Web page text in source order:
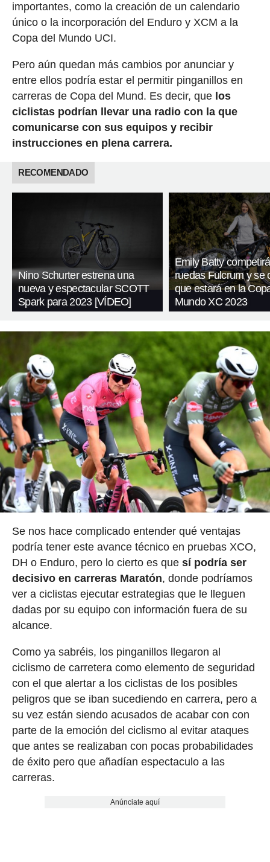
importantes, como la creación de un calendario
único o la incorporación del Enduro y XCM a la
Copa del Mundo UCI.
Pero aún quedan más cambios por anunciar y
entre ellos podría estar el permitir pinganillos en
carreras de Copa del Mund. Es decir, que los
ciclistas podrían llevar una radio con la que
comunicarse con sus equipos y recibir
instrucciones en plena carrera.
RECOMENDADO
Nino Schurter estrena una
nueva y espectacular SCOTT
Spark para 2023 [VÍDEO]
Emily Batty
ruedas Fulcrum y se
que estará en la
Mundo XC 2023
Se nos hace complicado entender qué ventajas
podría tener este avance técnico en pruebas XCO,
DH o Enduro, pero lo cierto es que sí podría ser
decisivo en carreras Maratón, donde podríamos
ver a ciclistas ejecutar estrategias que le lleguen
dadas por su equipo con información fuera de su
alcance.
Como ya sabréis, los pinganillos llegaron al
ciclismo de carretera como elemento de seguridad
con el que alertar a los ciclistas de los posibles
peligros que se iban sucediendo en carrera, pero a
su vez están siendo acusados de acabar con con
parte de la emoción del ciclismo al evitar ataques
que antes se realizaban con pocas probabilidades
de éxito pero que añadían espectaculo a las
carreras.
Anúnciate aquí